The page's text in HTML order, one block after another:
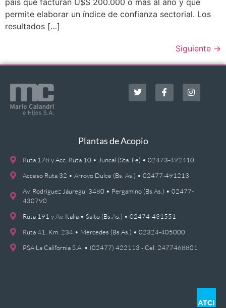
permite elaborar un índice de confianza sectorial. Los
resultados […]
Siguiente →
Plantas de Acopio
Ruta 178 y Acc. Ruta 10 • Juncal (Sta. Fe) • 02473-492410
Acceso Ruta 32 • Arroyo Dulce (Bs. As.) • 02477-491213
Av. Rodríguez Jáuregui 3480 • Pergamino (Bs.As.) • 02477-
430790
Ruta 191 y Av. Italia • Salto (Bs.As.) • 02474-431551
Ruta 41, Km. 234 • Mercedes (Bs.As.) • 02324-405000
PSA La California S.A. • (02477) 422113 - Cel. 2477468801